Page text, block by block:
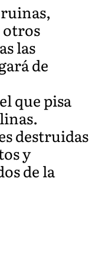
otros
las
de
que pisa
destruidas
y
de la